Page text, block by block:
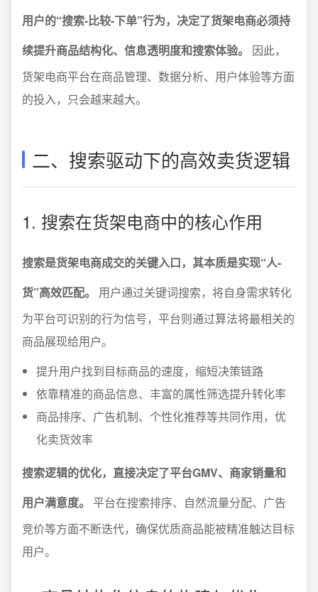
用户的“搜索-比较-下单”行为，决定了货架电商必须持
续提升商品结构化、信息透明度和搜索体验。
因此，
货架电商平台在商品管理、数据分析、用户体验等方面
的投入，只会越来越大。
二、搜索驱动下的高效卖货逻辑
1. 搜索在货架电商中的核心作用
搜索是货架电商成交的关键入口，其本质是实现“人-
货”高效匹配。
用户通过关键词搜索，将自身需求转化
为平台可识别的行为信号，平台则通过算法将最相关的
商品展现给用户。
提升用户找到目标商品的速度，缩短决策链路
依靠精准的商品信息、丰富的属性筛选提升转化率
商品排序、广告机制、个性化推荐等共同作用，优
化卖货效率
搜索逻辑的优化，直接决定了平台GMV、商家销量和
用户满意度。
平台在搜索排序、自然流量分配、广告
竞价等方面不断迭代，确保优质商品能被精准触达目标
用户。